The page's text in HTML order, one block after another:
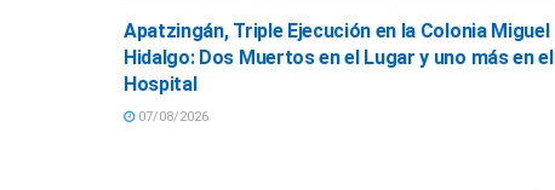
Apatzingán, Triple Ejecución en la Colonia Miguel
Hidalgo: Dos Muertos en el Lugar y uno más en el
Hospital
07/08/2026